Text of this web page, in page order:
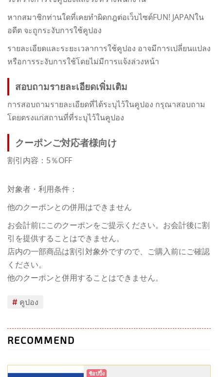
หากสมาชิกท่านใดที่เคยทำผิดกฎต่อเว็บไซต์FUN! JAPANใน
อดีต จะถูกระงับการใช้คูปอง
รายละเอียดและระยะเวลาการใช้คูปอง อาจมีการเปลี่ยนแปลง
หรือการระงับการใช้โดยไม่มีการแจ้งล่วงหน้า
สอบถามรายละเอียดเพิ่มเติม
การสอบถามรายละเอียดที่ได้ระบุไว้ในคูปอง กรุณาสอบถาม
โดยตรงแก่สถานที่ที่ระบุไว้ในคูปอง
クーポンご対応者様向け
割引内容：5％OFF
対象者・利用条件：
他のクーポンとの併用はできません
お会計前にこのクーポンをご提示ください。お会計後に割
引を提供することはできません。
店内の一部商品は割引対象外ですので、ご購入前にご確認
ください。
他のクーポンと併用することはできません。
# คูปอง
RECOMMEND
ช้อปปิ้ง